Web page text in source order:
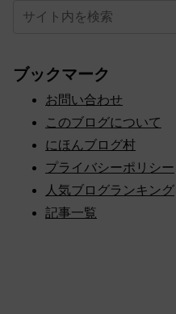
ブックマーク
お問い合わせ
このブログについて
にほんブログ村
プライバシーポリシー
人気ブログランキング
記事一覧